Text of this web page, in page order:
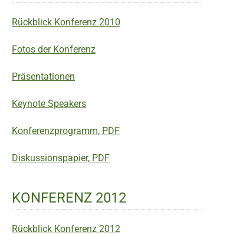
Rückblick Konferenz 2010
Fotos der Konferenz
Präsentationen
Keynote Speakers
Konferenzprogramm, PDF
Diskussionspapier, PDF
KONFERENZ 2012
Rückblick Konferenz 2012